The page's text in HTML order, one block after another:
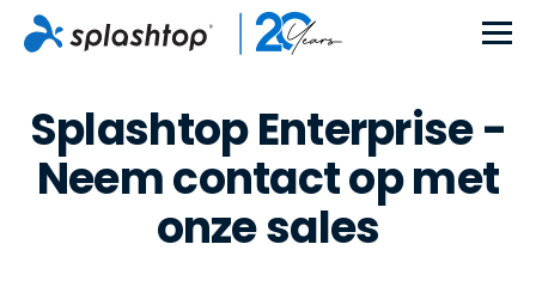
Splashtop Enterprise -
Neem contact op met
onze sales